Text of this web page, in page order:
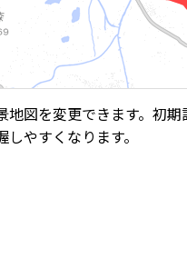
図を変更できます。初
やすくなります。